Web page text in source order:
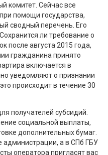
комитет. Сейчас все
помощи государства,
сводный перечень. Его
ли требование о
после августа 2015 года,
гражданина принято
включается в
уведомляют о признании
происходит в течение 30
получателей субсидий.
социальной выплаты,
дополнительных бумаг.
а в СПб ГБУ
оператора пригласят вас